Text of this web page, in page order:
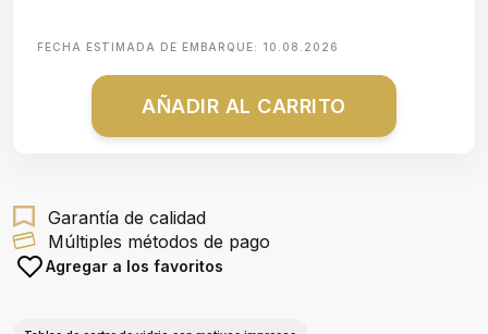
FECHA ESTIMADA DE EMBARQUE: 10.08.2026
AÑADIR AL CARRITO
Garantía de calidad
Múltiples métodos de pago
Agregar a los favoritos